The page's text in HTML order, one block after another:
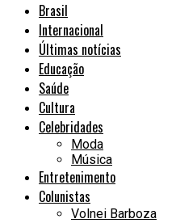
Brasil
Internacional
Últimas notícias
Educação
Saúde
Cultura
Celebridades
Moda
Música
Entretenimento
Colunistas
Volnei Barboza